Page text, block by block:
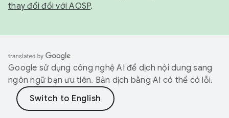
thay đổi đối với AOSP.
Google sử dụng công nghệ AI để dịch nội dung sang
ngôn ngữ bạn ưu tiên. Bản dịch bằng AI có thể có lỗi.